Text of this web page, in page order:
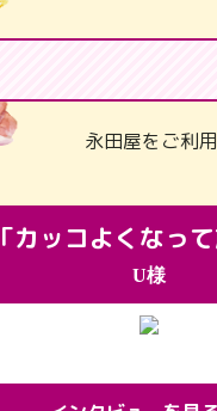
永田屋をご利
U様